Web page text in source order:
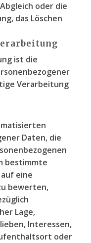
oder die
das Löschen
ist die
Verarbeitung
Daten, die
bestimmte
eine
bewerten,
Lage,
Interessen,
oder